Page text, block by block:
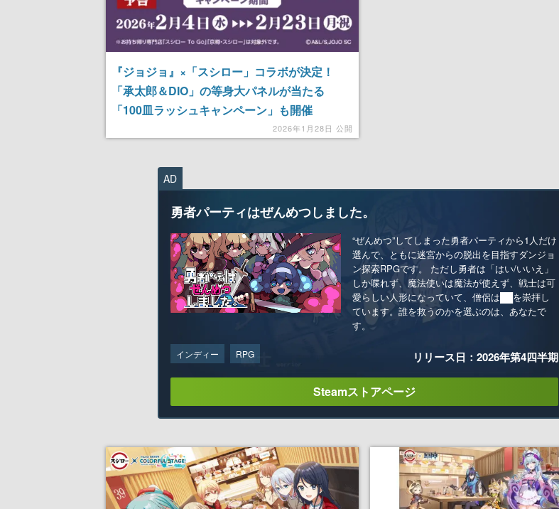
『ジョジョ』×「スシロー」コラボが決定！
「承太郎＆DIO」の等身大パネルが当たる
「100皿ラッシュキャンペーン」も開催
2026年1月28日 公開
AD
勇者パーティはぜんめつしました。
“ぜんめつ”してしまった勇者パーティから1人だけ
選んで、ともに迷宮からの脱出を目指すダンジョ
ン探索RPGです。 ただし勇者は「はい/いいえ」
しか喋れず、魔法使いは魔法が使えず、戦士は可
愛らしい人形になっていて、僧侶は██を崇拝し
ています。誰を救うのかを選ぶのは、あなたで
す。
インディー RPG リリース日：2026年第4四半期
Steamストアページ